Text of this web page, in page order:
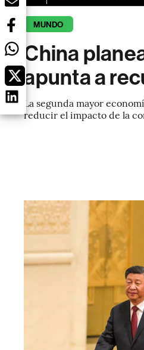
MUNDO
China
apunta a
La segunda mayor
reducir el impacto de la